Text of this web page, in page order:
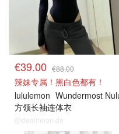
€39.00 €88.00
辣妹专属！黑白色都有！
lululemon Wundermost
方领长袖连体衣
@dealmoon.de